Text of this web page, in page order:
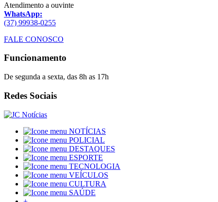
Atendimento a ouvinte
WhatsApp:
(37) 99938-0255
FALE CONOSCO
Funcionamento
De segunda a sexta, das 8h as 17h
Redes Sociais
NOTÍCIAS
POLICIAL
DESTAQUES
ESPORTE
TECNOLOGIA
VEÍCULOS
CULTURA
SAÚDE